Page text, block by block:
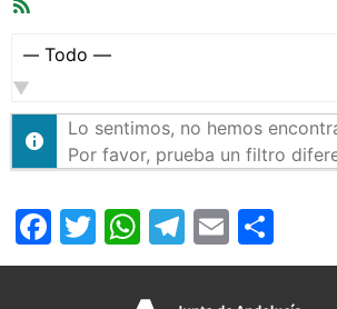
Mostrar:
Lo sentimos, no hemos
Por favor, prueba un filtro
Facebook
Twitter
WhatsApp
Telegram
Email